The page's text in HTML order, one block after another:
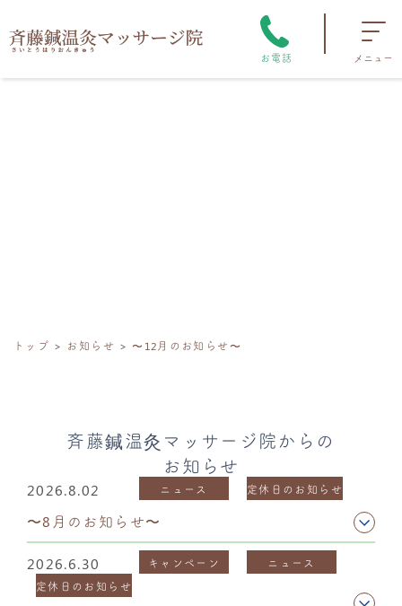
お電話 メニュー
トップ お知らせ 〜12月のお知らせ〜
斉藤鍼温灸マッサージ院からの
お知らせ
2026.8.02 ニュース 定休日のお知らせ
〜8月のお知らせ〜
2026.6.30 キャンペーン
ニュース
定休日のお知らせ